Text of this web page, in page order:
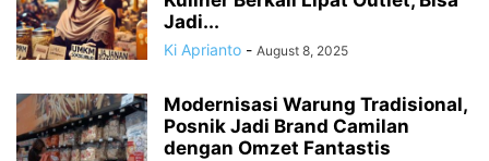
Jadi...
Ki Aprianto - August 8, 2025
Modernisasi Warung Tradisional,
Posnik Jadi Brand Camilan
dengan Omzet Fantastis